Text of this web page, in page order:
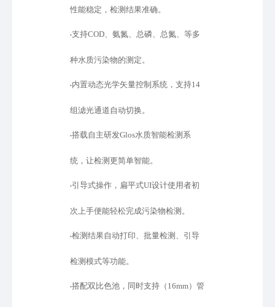
性能稳定，检测结果准确。
•支持COD、氨氮、总磷、总氮、等多
种水质污染物的测定。
•内置动态光学矢量控制系统，支持14
组滤光通道自动切换。
•搭载自主研发Glos水质智能检测系
统，让检测更简单智能。
•引导式操作，扁平式UI设计使用者初
次上手便能轻松完成污染物检测。
•检测结果自动打印、批量检测、引导
检测模式等功能。
•搭配双比色池，同时支持（ 16mm）管